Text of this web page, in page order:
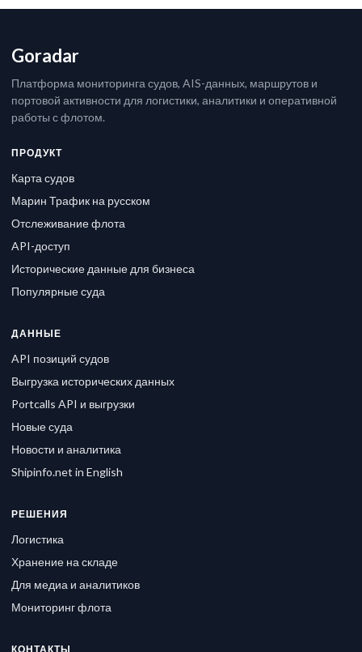
Goradar
Платформа мониторинга судов, AIS-данных, маршрутов и
портовой активности для логистики, аналитики и оперативной
работы с флотом.
ПРОДУКТ
Карта судов
Марин Трафик на русском
Отслеживание флота
API-доступ
Исторические данные для бизнеса
Популярные суда
ДАННЫЕ
API позиций судов
Выгрузка исторических данных
Portcalls API и выгрузки
Новые суда
Новости и аналитика
Shipinfo.net in English
РЕШЕНИЯ
Логистика
Хранение на складе
Для медиа и аналитиков
Мониторинг флота
КОНТАКТЫ